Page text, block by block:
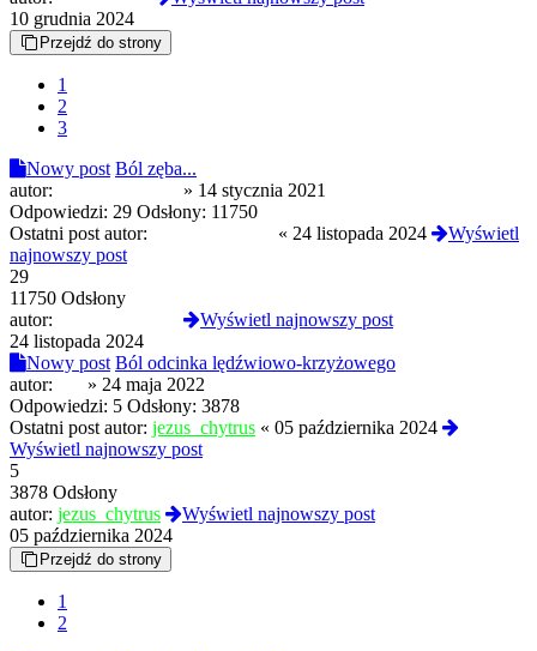
10 grudnia 2024
Przejdź do strony
1
2
3
Nowy post Ból zęba...
autor:
» 14 stycznia 2021
Odpowiedzi: 29 Odsłony: 11750
Ostatni post autor:
« 24 listopada 2024
Wyświetl
najnowszy post
29
11750 Odsłony
autor:
Wyświetl najnowszy post
24 listopada 2024
Nowy post Ból odcinka lędźwiowo-krzyżowego
autor:
» 24 maja 2022
Odpowiedzi: 5 Odsłony: 3878
Ostatni post autor: jezus_chytrus « 05 października 2024
Wyświetl najnowszy post
5
3878 Odsłony
autor: jezus_chytrus
Wyświetl najnowszy post
05 października 2024
Przejdź do strony
1
2